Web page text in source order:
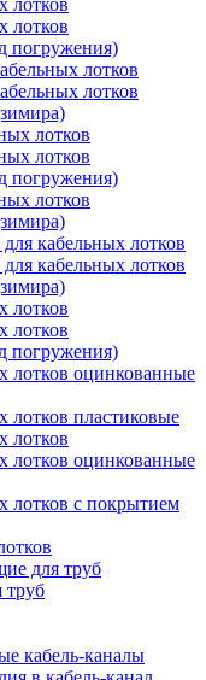
лотков
лотков
погружения)
лотков
лотков
лотков
лотков
погружения)
лотков
кабельных лотков
кабельных лотков
лотков
лотков
погружения)
лотков оцинкованные
лотков пластиковые
лотков
лотков оцинкованные
лотков с покрытием
для труб
труб
кабель-каналы